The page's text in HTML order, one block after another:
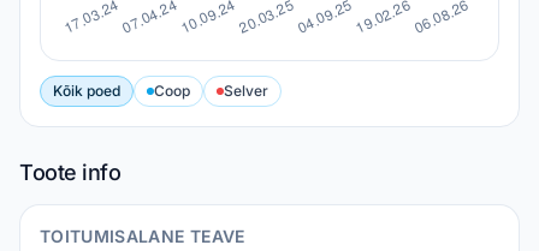
Kõik poed Coop Selver
Toote info
TOITUMISALANE TEAVE